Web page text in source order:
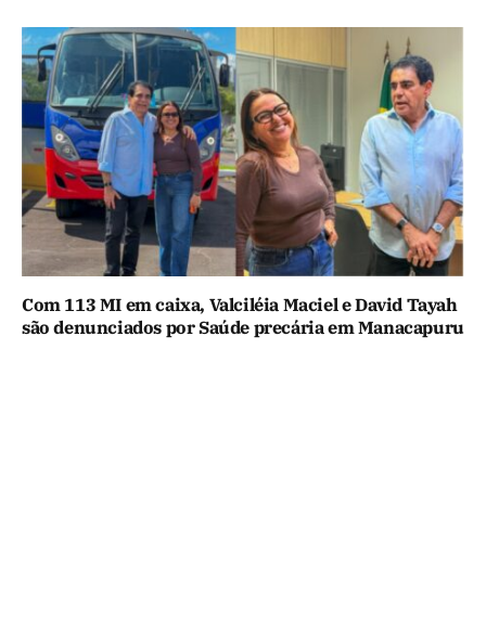
Com 113 MI em caixa, Valciléia Maciel e David Tayah
são denunciados por Saúde precária em Manacapuru